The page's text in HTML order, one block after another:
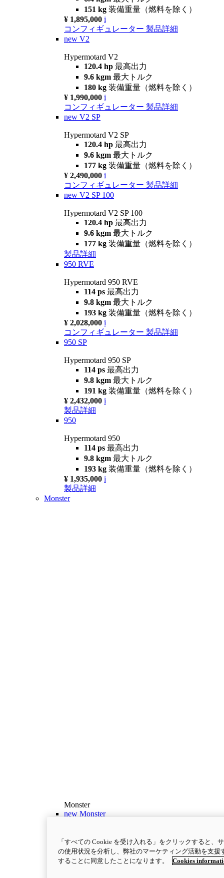
151 kg 装備重量（燃料を除く）
¥ 1,895,000 i
コンフィギュレーター 製品詳細
new V2
Hypermotard V2
120.4 hp 最高出力
9.6 kgm 最大トルク
180 kg 装備重量（燃料を除く）
¥ 1,990,000 i
コンフィギュレーター 製品詳細
new V2 SP
Hypermotard V2 SP
120.4 hp 最高出力
9.6 kgm 最大トルク
177 kg 装備重量（燃料を除く）
¥ 2,490,000 i
コンフィギュレーター 製品詳細
new V2 SP 100
Hypermotard V2 SP 100
120.4 hp 最高出力
9.6 kgm 最大トルク
177 kg 装備重量（燃料を除く）
製品詳細
950 RVE
Hypermotard 950 RVE
114 ps 最高出力
9.8 kgm 最大トルク
193 kg 装備重量（燃料を除く）
¥ 2,028,000 i
コンフィギュレーター 製品詳細
950 SP
Hypermotard 950 SP
114 ps 最高出力
9.8 kgm 最大トルク
191 kg 装備重量（燃料を除く）
¥ 2,432,000 i
製品詳細
950
Hypermotard 950
114 ps 最高出力
9.8 kgm 最大トルク
193 kg 装備重量（燃料を除く）
¥ 1,935,000 i
製品詳細
Monster
Monster
new Monster
111 ps最高出力
9.3 kgm最大トルク
175 kg装備重量（燃料を除く）
「すべての Cookie を受け入れる」をクリックすると、
の使用状況を分析し、弊社のマーケティング活動を支援
することに同意したことになります。
Cookies